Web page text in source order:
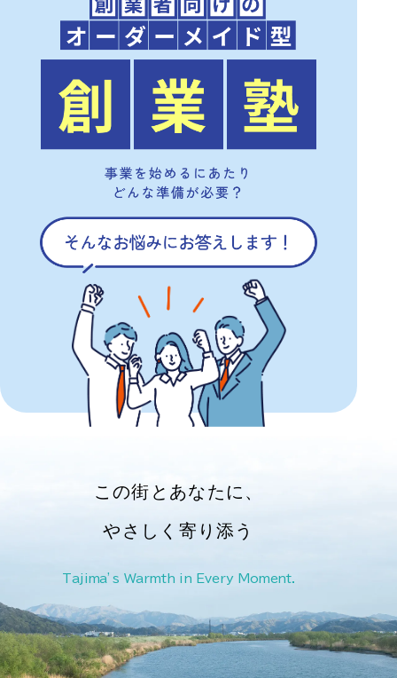
この街とあなたに、
やさしく寄り添う
Tajima’s Warmth in Every Moment.